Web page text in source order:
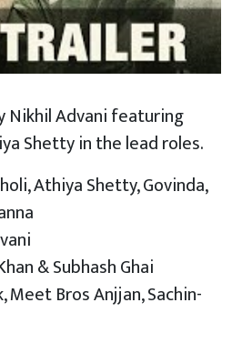
Nikhil Advani featuring
Shetty in the lead roles.
Athiya Shetty, Govinda,
& Subhash Ghai
Meet Bros Anjjan, Sachin-